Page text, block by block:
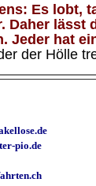
Es lobt,
Daher
Jeder hat
der Hölle
pio.de